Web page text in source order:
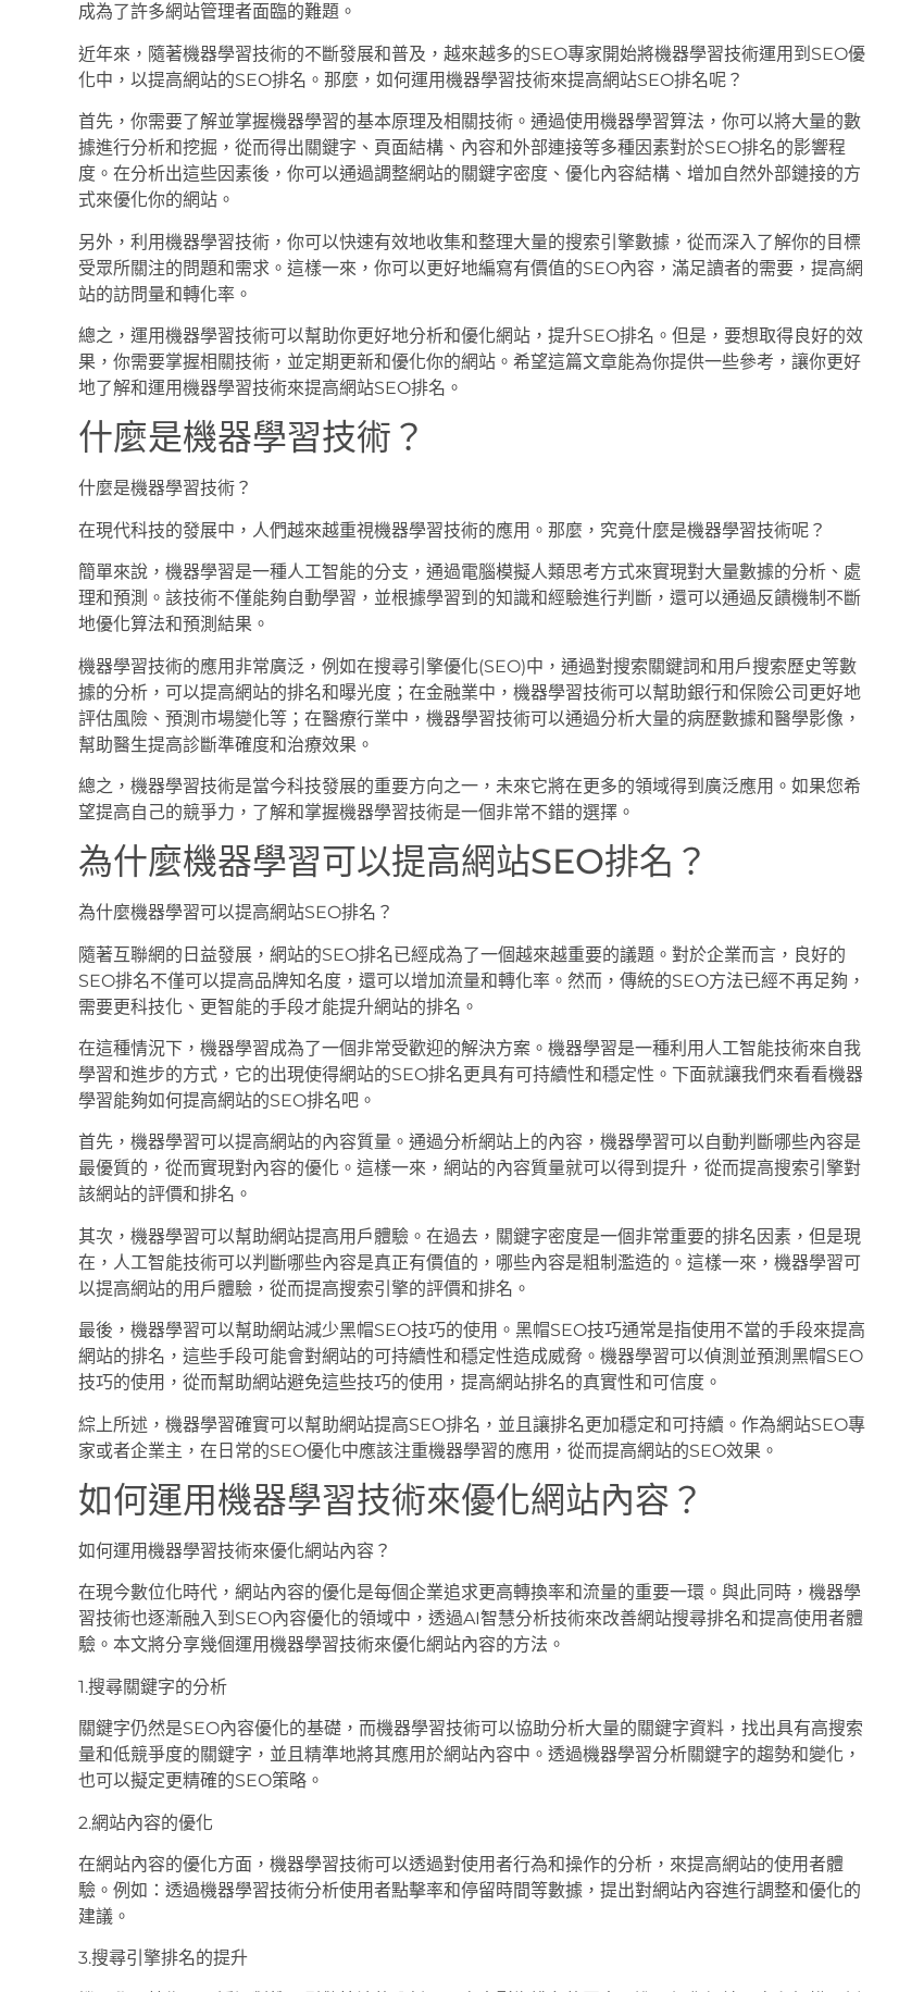
成為了許多網站管理者面臨的難題。
近年來，隨著機器學習技術的不斷發展和普及，越來越多的SEO專家開始將機器學習技術運用到SEO優
化中，以提高網站的SEO排名。那麼，如何運用機器學習技術來提高網站SEO排名呢？
首先，你需要了解並掌握機器學習的基本原理及相關技術。通過使用機器學習算法，你可以將大量的數
據進行分析和挖掘，從而得出關鍵字、頁面結構、內容和外部連接等多種因素對於SEO排名的影響程
度。在分析出這些因素後，你可以通過調整網站的關鍵字密度、優化內容結構、增加自然外部鏈接的方
式來優化你的網站。
另外，利用機器學習技術，你可以快速有效地收集和整理大量的搜索引擎數據，從而深入了解你的目標
受眾所關注的問題和需求。這樣一來，你可以更好地編寫有價值的SEO內容，滿足讀者的需要，提高網
站的訪問量和轉化率。
總之，運用機器學習技術可以幫助你更好地分析和優化網站，提升SEO排名。但是，要想取得良好的效
果，你需要掌握相關技術，並定期更新和優化你的網站。希望這篇文章能為你提供一些參考，讓你更好
地了解和運用機器學習技術來提高網站SEO排名。
什麼是機器學習技術？
什麼是機器學習技術？
在現代科技的發展中，人們越來越重視機器學習技術的應用。那麼，究竟什麼是機器學習技術呢？
簡單來說，機器學習是一種人工智能的分支，通過電腦模擬人類思考方式來實現對大量數據的分析、處
理和預測。該技術不僅能夠自動學習，並根據學習到的知識和經驗進行判斷，還可以通過反饋機制不斷
地優化算法和預測結果。
機器學習技術的應用非常廣泛，例如在搜尋引擎優化(SEO)中，通過對搜索關鍵詞和用戶搜索歷史等數
據的分析，可以提高網站的排名和曝光度；在金融業中，機器學習技術可以幫助銀行和保險公司更好地
評估風險、預測市場變化等；在醫療行業中，機器學習技術可以通過分析大量的病歷數據和醫學影像，
幫助醫生提高診斷準確度和治療效果。
總之，機器學習技術是當今科技發展的重要方向之一，未來它將在更多的領域得到廣泛應用。如果您希
望提高自己的競爭力，了解和掌握機器學習技術是一個非常不錯的選擇。
為什麼機器學習可以提高網站SEO排名？
為什麼機器學習可以提高網站SEO排名？
隨著互聯網的日益發展，網站的SEO排名已經成為了一個越來越重要的議題。對於企業而言，良好的
SEO排名不僅可以提高品牌知名度，還可以增加流量和轉化率。然而，傳統的SEO方法已經不再足夠，
需要更科技化、更智能的手段才能提升網站的排名。
在這種情況下，機器學習成為了一個非常受歡迎的解決方案。機器學習是一種利用人工智能技術來自我
學習和進步的方式，它的出現使得網站的SEO排名更具有可持續性和穩定性。下面就讓我們來看看機器
學習能夠如何提高網站的SEO排名吧。
首先，機器學習可以提高網站的內容質量。通過分析網站上的內容，機器學習可以自動判斷哪些內容是
最優質的，從而實現對內容的優化。這樣一來，網站的內容質量就可以得到提升，從而提高搜索引擎對
該網站的評價和排名。
其次，機器學習可以幫助網站提高用戶體驗。在過去，關鍵字密度是一個非常重要的排名因素，但是現
在，人工智能技術可以判斷哪些內容是真正有價值的，哪些內容是粗制濫造的。這樣一來，機器學習可
以提高網站的用戶體驗，從而提高搜索引擎的評價和排名。
最後，機器學習可以幫助網站減少黑帽SEO技巧的使用。黑帽SEO技巧通常是指使用不當的手段來提高
網站的排名，這些手段可能會對網站的可持續性和穩定性造成威脅。機器學習可以偵測並預測黑帽SEO
技巧的使用，從而幫助網站避免這些技巧的使用，提高網站排名的真實性和可信度。
綜上所述，機器學習確實可以幫助網站提高SEO排名，並且讓排名更加穩定和可持續。作為網站SEO專
家或者企業主，在日常的SEO優化中應該注重機器學習的應用，從而提高網站的SEO效果。
如何運用機器學習技術來優化網站內容？
如何運用機器學習技術來優化網站內容？
在現今數位化時代，網站內容的優化是每個企業追求更高轉換率和流量的重要一環。與此同時，機器學
習技術也逐漸融入到SEO內容優化的領域中，透過AI智慧分析技術來改善網站搜尋排名和提高使用者體
驗。本文將分享幾個運用機器學習技術來優化網站內容的方法。
1.搜尋關鍵字的分析
關鍵字仍然是SEO內容優化的基礎，而機器學習技術可以協助分析大量的關鍵字資料，找出具有高搜索
量和低競爭度的關鍵字，並且精準地將其應用於網站內容中。透過機器學習分析關鍵字的趨勢和變化，
也可以擬定更精確的SEO策略。
2.網站內容的優化
在網站內容的優化方面，機器學習技術可以透過對使用者行為和操作的分析，來提高網站的使用者體
驗。例如：透過機器學習技術分析使用者點擊率和停留時間等數據，提出對網站內容進行調整和優化的
建議。
3.搜尋引擎排名的提升